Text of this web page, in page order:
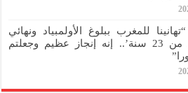
“تهانينا للمغرب ببلوغ الأولمبياد ونهائي
‘كان أقل من 23 سنة’.. إنه إنجاز عظيم وجعلتم